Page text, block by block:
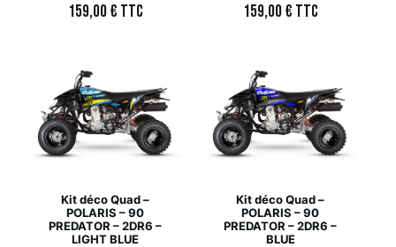
159,00€ TTC 159,00€ TTC
Kit déco Quad –
POLARIS – 90
PREDATOR – 2DR6 –
LIGHT BLUE
Kit déco Quad –
POLARIS – 90
PREDATOR – 2DR6 –
BLUE